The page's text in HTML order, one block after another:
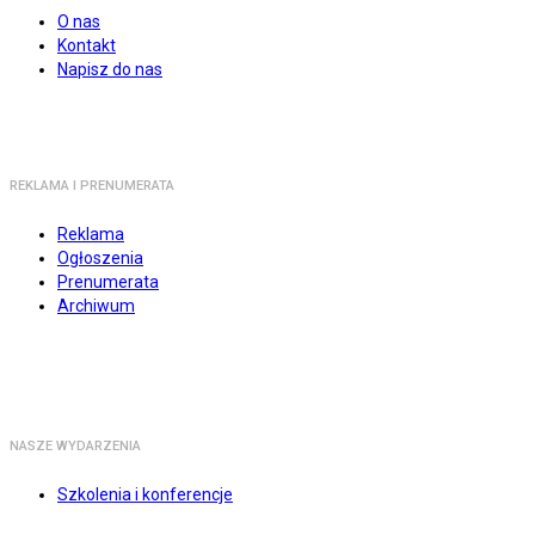
O nas
Kontakt
Napisz do nas
REKLAMA I PRENUMERATA
Reklama
Ogłoszenia
Prenumerata
Archiwum
NASZE WYDARZENIA
Szkolenia i konferencje